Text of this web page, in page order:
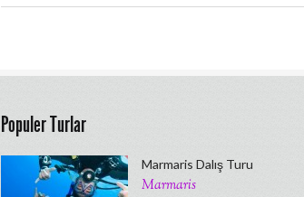
Populer Turlar
Marmaris Dalış Turu
Marmaris